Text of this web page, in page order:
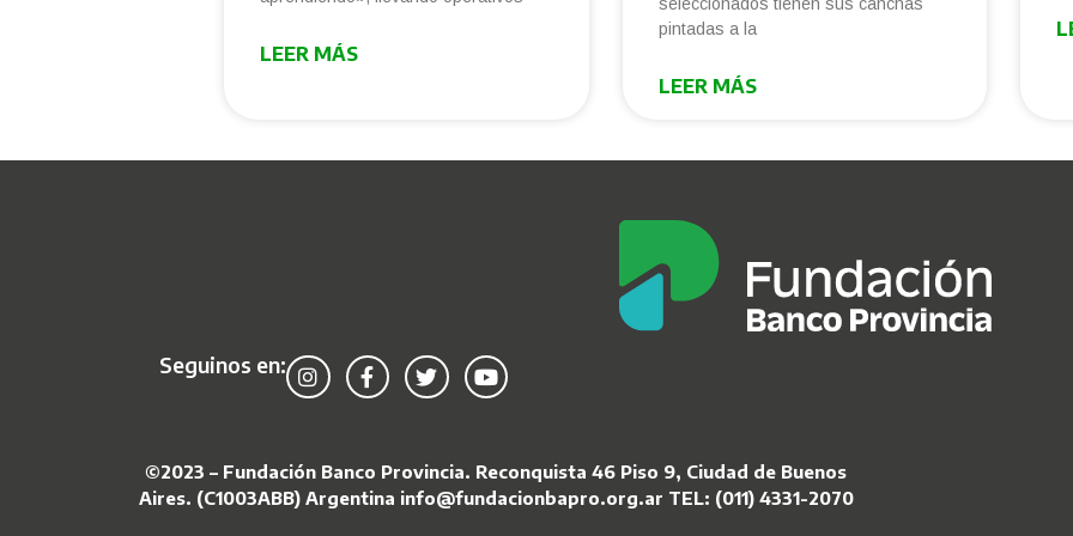
LEER MÁS
seleccionados tienen sus canchas
pintadas a la
LEER MÁS
Seguinos en:
©2023 – Fundación Banco Provincia. Reconquista 46 Piso 9, Ciudad de Buenos
Aires. (C1003ABB) Argentina info@fundacionbapro.org.ar TEL: (011) 4331-2070